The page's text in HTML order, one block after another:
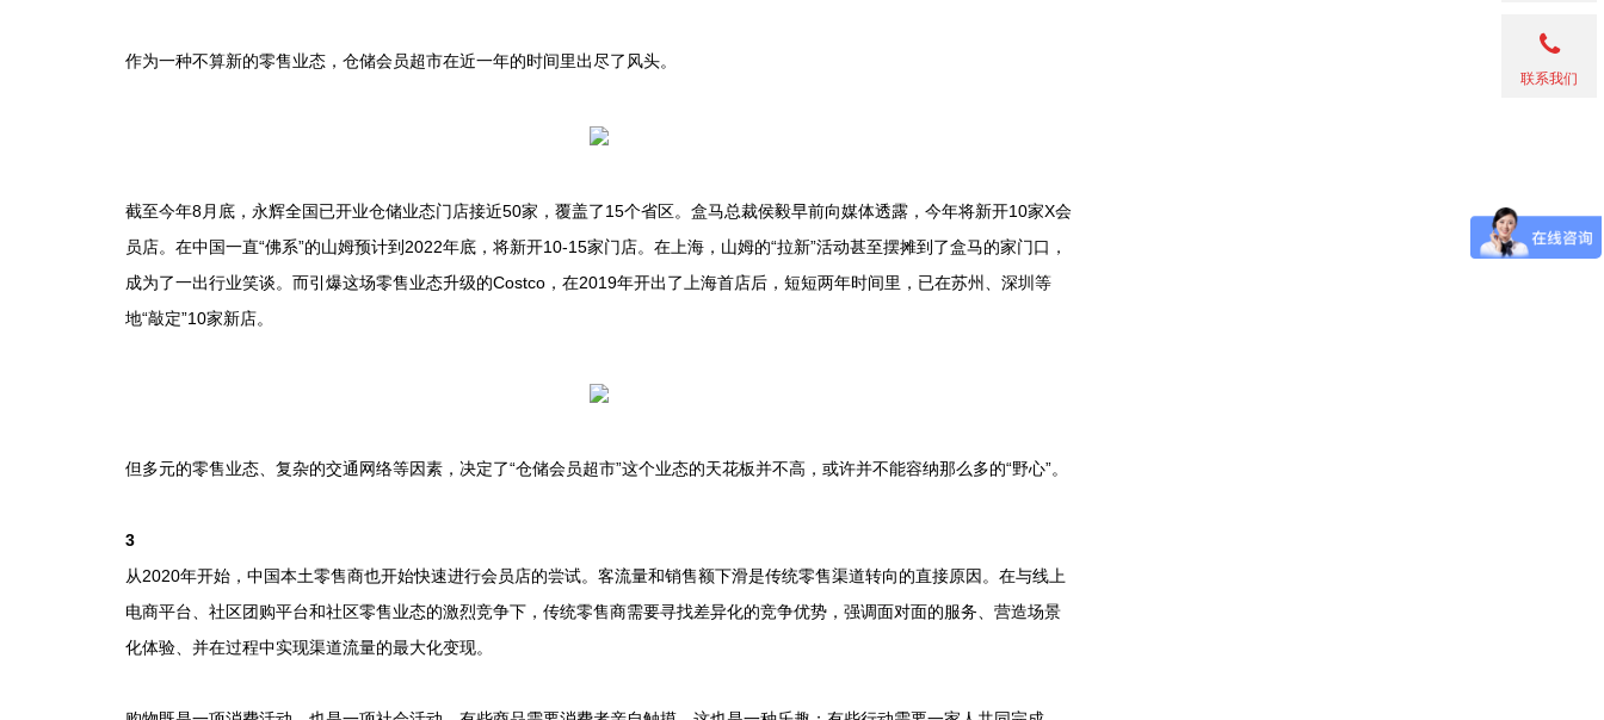
作为一种不算新的零售业态，仓储会员超市在近一年的时间里出尽了风头。
截至今年8月底，永辉全国已开业仓储业态门店接近50家，覆盖了15个省区。盒马总裁侯毅早前向媒体透露，今年将新开10家X会
员店。在中国一直“佛系”的山姆预计到2022年底，将新开10-15家门店。在上海，山姆的“拉新”活动甚至摆摊到了盒马的家门口，
成为了一出行业笑谈。而引爆这场零售业态升级的Costco，在2019年开出了上海首店后，短短两年时间里，已在苏州、深圳等
地“敲定”10家新店。
但多元的零售业态、复杂的交通网络等因素，决定了“仓储会员超市”这个业态的天花板并不高，或许并不能容纳那么多的“野心”。
3
从2020年开始，中国本土零售商也开始快速进行会员店的尝试。客流量和销售额下滑是传统零售渠道转向的直接原因。在与线上
电商平台、社区团购平台和社区零售业态的激烈竞争下，传统零售商需要寻找差异化的竞争优势，强调面对面的服务、营造场景
化体验、并在过程中实现渠道流量的最大化变现。
联系我们